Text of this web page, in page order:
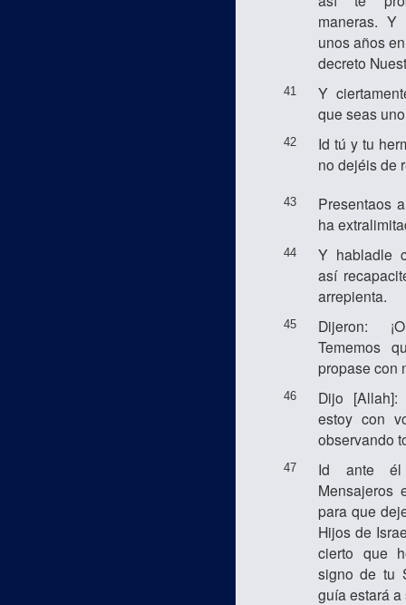
maneras. Y
unos años
decreto
41
Y
que seas
42
Id tú y tu
no dejéis de
43
Presentaos
ha
44
Y habladle
así
arrepienta.
45
Dijeron:
Tememos
propase con
46
Dijo
estoy con
observando
47
Id ante él
Mensajeros
para que
Hijos de
cierto que
signo de tu
guía estará a